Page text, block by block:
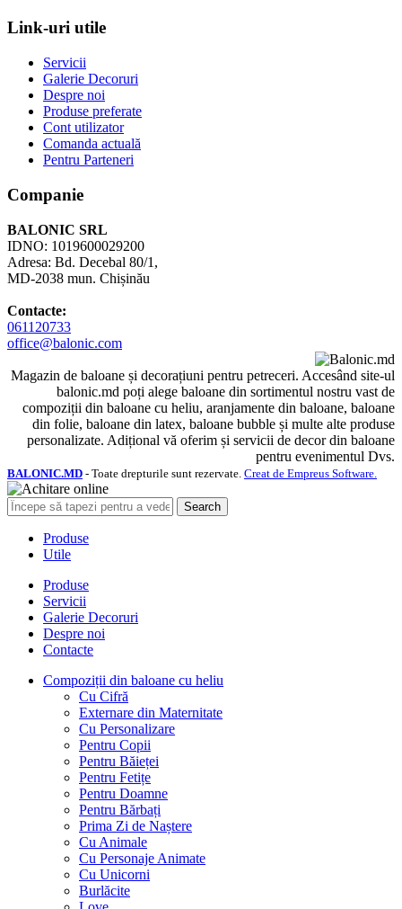
Link-uri utile
Servicii
Galerie Decoruri
Despre noi
Produse preferate
Cont utilizator
Comanda actuală
Pentru Parteneri
Companie
BALONIC SRL
IDNO: 1019600029200
Adresa: Bd. Decebal 80/1,
MD-2038 mun. Chișinău
Contacte:
061120733
office@balonic.com
Magazin de baloane și decorațiuni pentru petreceri. Accesând site-ul
balonic.md poți alege baloane din sortimentul nostru vast de
compoziții din baloane cu heliu, aranjamente din baloane, baloane
din folie, baloane din latex, baloane bubble și multe alte produse
personalizate. Adițional vă oferim și servicii de decor din baloane
pentru evenimentul Dvs.
BALONIC.MD - Toate drepturile sunt rezervate. Creat de Empreus Software.
Search
Produse
Utile
Produse
Servicii
Galerie Decoruri
Despre noi
Contacte
Compoziții din baloane cu heliu
Cu Cifră
Externare din Maternitate
Cu Personalizare
Pentru Copii
Pentru Băieței
Pentru Fetițe
Pentru Doamne
Pentru Bărbați
Prima Zi de Naștere
Cu Animale
Cu Personaje Animate
Cu Unicorni
Burlăcite